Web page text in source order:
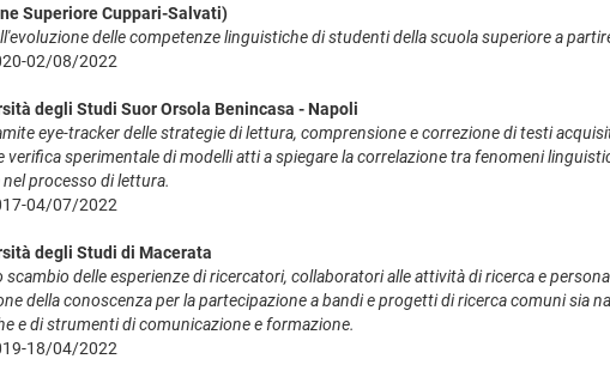
Superiore Cuppari-Salvati)
delle competenze linguistiche di studenti della scuola superiore a
02/08/2022
degli Studi Suor Orsola Benincasa - Napoli
eye-tracker delle strategie di lettura, comprensione e correzione di testi
verifica sperimentale di modelli atti a spiegare la correlazione tra fenomeni
processo di lettura.
04/07/2022
degli Studi di Macerata
scambio delle esperienze di ricercatori, collaboratori alle attività di ricerca e
della conoscenza per la partecipazione a bandi e progetti di ricerca comuni sia
e di strumenti di comunicazione e formazione.
18/04/2022